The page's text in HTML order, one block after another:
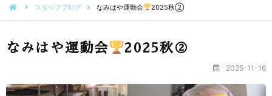
スタッフブログ なみはや運動会 2025秋②
なみはや運動会 2025秋②
2025-11-16